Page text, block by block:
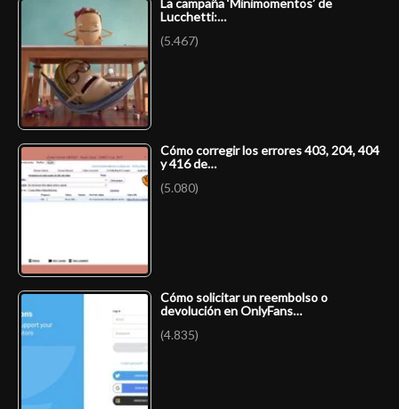
Lucchetti:…
(5.467)
Cómo corregir los errores 403, 204, 404
y 416 de…
(5.080)
Cómo solicitar un reembolso o
devolución en OnlyFans…
(4.835)